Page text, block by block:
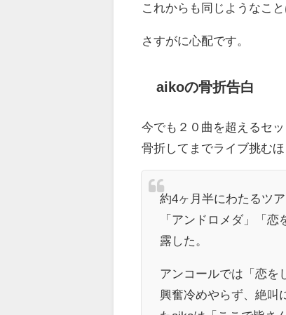
これからも同じようなこ
さすがに心配です。
aikoの骨折告白
今でも２０曲を超えるセ
骨折してまでライブ挑む
約4ヶ月半にわたるツ
「アンドロメダ」「
露した。
アンコールでは「恋を
興奮冷めやらず、絶叫